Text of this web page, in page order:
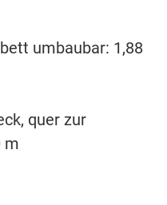
umbaubar: 1,88
quer zur
m